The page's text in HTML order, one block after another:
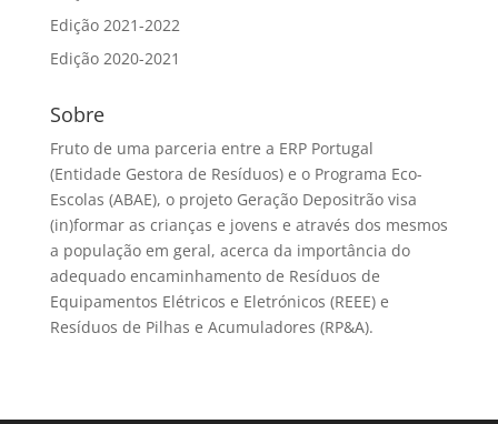
Edição 2021-2022
Edição 2020-2021
Sobre
Fruto de uma parceria entre a ERP Portugal
(Entidade Gestora de Resíduos) e o Programa Eco-
Escolas (ABAE), o projeto Geração Depositrão visa
(in)formar as crianças e jovens e através dos mesmos
a população em geral, acerca da importância do
adequado encaminhamento de Resíduos de
Equipamentos Elétricos e Eletrónicos (REEE) e
Resíduos de Pilhas e Acumuladores (RP&A).